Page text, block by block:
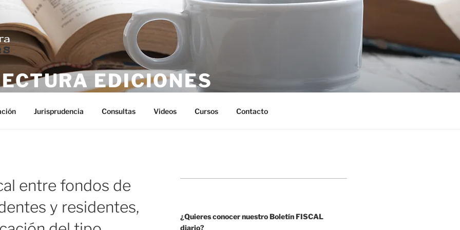
EDICIONES
Jurisprudencia Consultas Videos Cursos Contacto
entre fondos de
y residentes,
¿Quieres conocer nuestro Boletín FISCAL
diario?